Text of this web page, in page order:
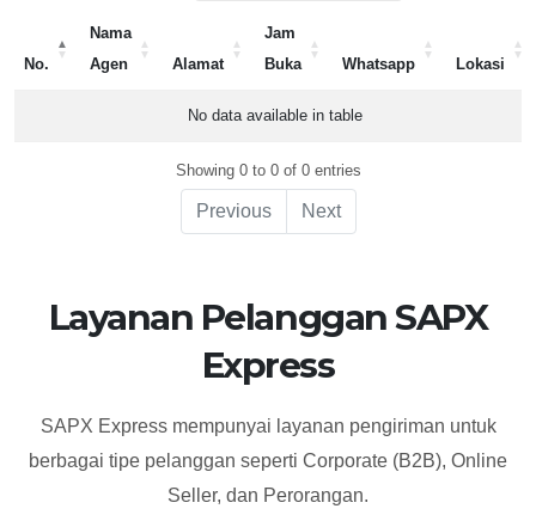
No.
Nama
Agen
Alamat
Jam
Buka
Whatsapp Lokasi
Alamat
Jam
Whatsapp
No data available in table
Showing 0 to 0 of 0 entries
Previous Next
Layanan Pelanggan SAPX
Express
SAPX Express mempunyai layanan pengiriman untuk
berbagai tipe pelanggan seperti Corporate (B2B), Online
Seller, dan Perorangan.